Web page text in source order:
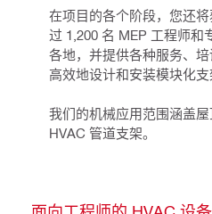
在项目的各个阶段，您还
过 1,200 名 MEP 工程师和
各地，并提供各种服务、
高效地设计和安装模块化支
我们的机械应用范围涵盖
HVAC 管道支架。